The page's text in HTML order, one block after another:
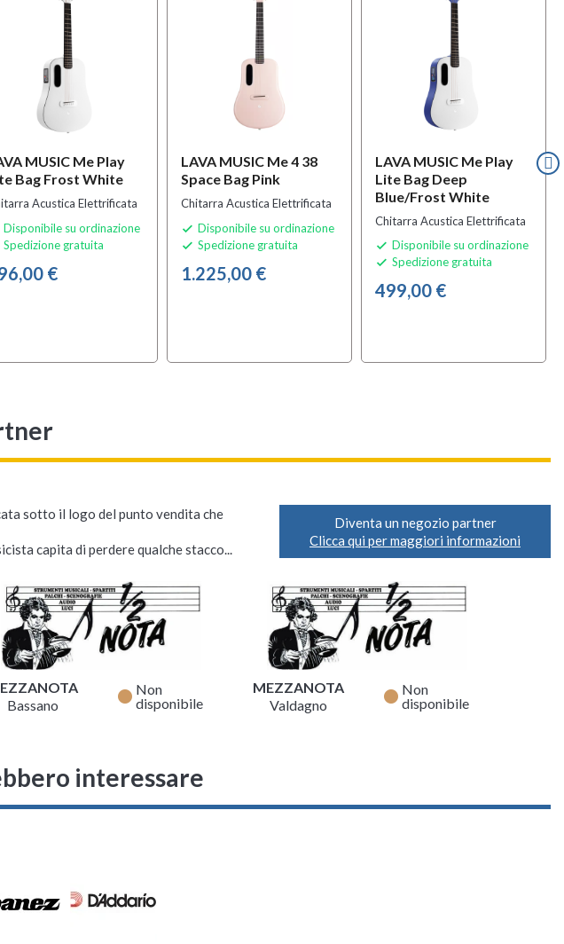
MUSIC Me Play
Bag Frost White
Acustica Elettrificata
Disponibile su ordinazione
Spedizione gratuita
€
LAVA MUSIC Me 4 38
Space Bag Pink
Chitarra Acustica Elettrificata
 Disponibile su ordinazione
 Spedizione gratuita
1.225,00 €
LAVA MUSIC Me Play
Lite Bag Deep
Blue/frost White
Chitarra Acustica Elettrificata
 Disponibile su ordinazione
 Spedizione gratuita
499,00 €
sotto il logo del punto vendita che
capita di perdere qualche stacco...
Diventa un negozio partner
Clicca qui per maggiori informazioni
Bassano
fiber_manual_record Non
disponibile
MEZZANOTA
Valdagno
fiber_manual_record Non
disponibile
interessare